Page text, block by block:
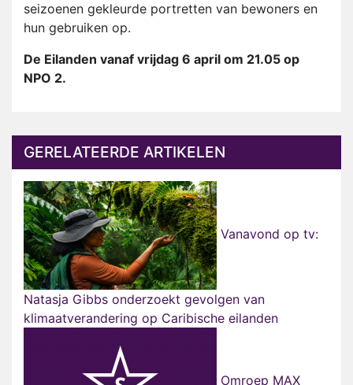
seizoenen gekleurde portretten van bewoners en
hun gebruiken op.
De Eilanden vanaf vrijdag 6 april om 21.05 op
NPO 2.
GERELATEERDE ARTIKELEN
Vanavond op tv:
Natasja Gibbs onderzoekt gevolgen van
klimaatverandering op Caribische eilanden
Omroep MAX